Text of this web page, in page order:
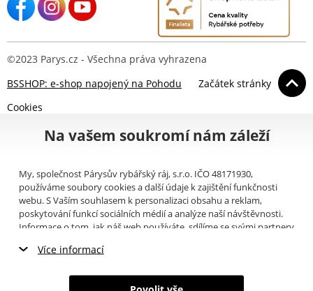
©2023 Parys.cz - Všechna práva vyhrazena
BSSHOP: e-shop napojený na Pohodu
Začátek stránky
Cookies
Na vašem soukromí nám záleží
My, společnost Párysův rybářský ráj, s.r.o. IČO 48171930,
používáme soubory cookies a další údaje k zajištění funkčnosti
webu. S Vaším souhlasem k personalizaci obsahu a reklam,
poskytování funkcí sociálních médií a analýze naší návštěvnosti.
Informace o tom, jak náš web používáte, sdílíme se svými partnery
můžete přečíst, jak tyto informace Google používá. Partneři tyto
poskytli nebo které získali v důsledku toho, že používáte jejich
Více informací
Nezbytné cookies